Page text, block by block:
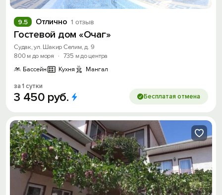
Отлично 1 отзыв
9.5
Гостевой дом «Очаг»
Судак, ул. Шакир Селим, д. 9
800 м до моря
· 735 м до центра
Бассейн
Кухня Мангал
за 1 сутки
3 450 руб. Бесплатая отмена